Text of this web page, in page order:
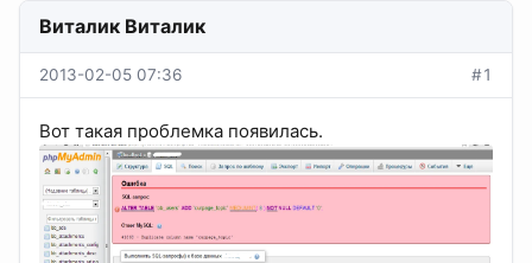
Виталик Виталик
2013-02-05 07:36 #1
Вот такая проблемка появилась.